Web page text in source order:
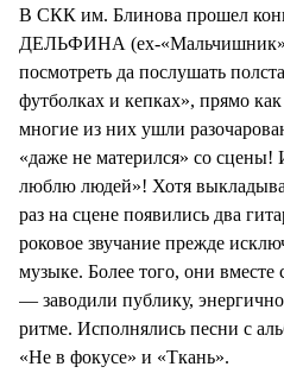
В СКК им. Блинова прошел
ДЕЛЬФИНА (ex-
посмотреть да послушать
футболках и кепках», прямо
многие из них ушли
«даже не матерился» со
люблю людей»! Хотя
раз на сцене появились два
роковое звучание прежде
музыке. Более того, они вместе
— заводили публику,
ритме. Исполнялись песни с
«Не в фокусе» и «Ткань».